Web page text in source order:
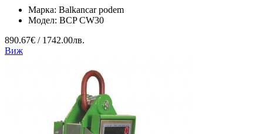
Марка: Balkancar podem
Модел: BCP CW30
890.67€ / 1742.00лв.
Виж